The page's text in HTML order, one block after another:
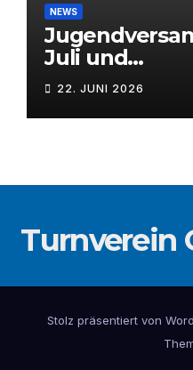
NEWS
Juli und
3. Juli 2026
22. JUNI 2026
Turnverein
Stolz präsentiert von